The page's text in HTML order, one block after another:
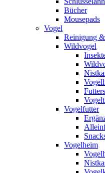
Bücher
Mousepads
Vogel
Reinigung
Wildvogel
Vogelfutter
Vogelheim